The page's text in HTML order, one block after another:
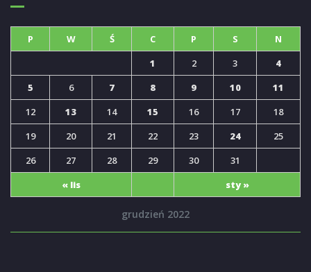
grudzień 2022
P W Ś C P S N
« lis sty »
1 2 3
4
5
6 7 8 9 10
11
12
13 14 15 16 17
18
19
20 21 22 23 24
25
26
27 28 29 30 31